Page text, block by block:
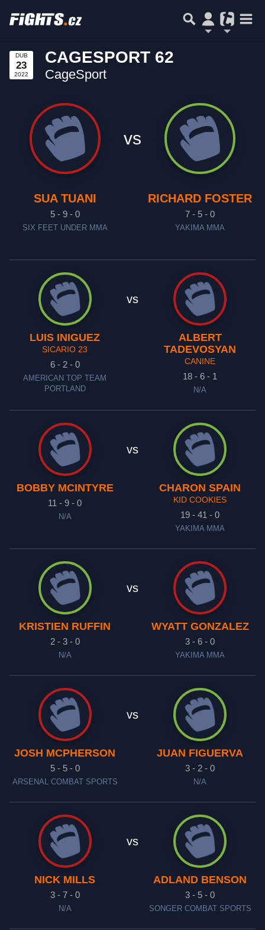
DUB
23
2022
CAGESPORT 62
CageSport
SUA TUANI
5 - 9 - 0
SIX FEET UNDER MMA
vs
RICHARD FOSTER
7 - 5 - 0
YAKIMA MMA
LUIS INIGUEZ
SICARIO 23
6 - 2 - 0
AMERICAN TOP TEAM
PORTLAND
vs
ALBERT
TADEVOSYAN
CANINE
18 - 6 - 1
N/A
BOBBY MCINTYRE
11 - 9 - 0
N/A
vs
CHARON SPAIN
KID COOKIES
19 - 41 - 0
YAKIMA MMA
KRISTIEN RUFFIN
2 - 3 - 0
N/A
vs
WYATT GONZALEZ
3 - 6 - 0
YAKIMA MMA
JOSH MCPHERSON
5 - 5 - 0
ARSENAL COMBAT SPORTS
vs
JUAN FIGUERVA
3 - 2 - 0
N/A
NICK MILLS
3 - 7 - 0
N/A
vs
ADLAND BENSON
3 - 5 - 0
SONGER COMBAT SPORTS